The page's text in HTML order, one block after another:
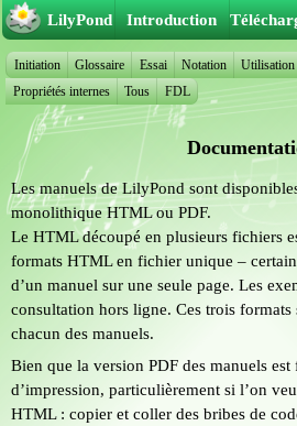
Les manuels de LilyPond sont
monolithique HTML ou PDF.
Le HTML découpé en plusieurs fichiers
formats HTML en fichier unique –
d’un manuel sur une seule page. Les
consultation hors ligne. Ces trois
chacun des manuels.
Bien que la version PDF des manuels
d’impression, particulièrement si l’on
HTML : copier et coller des bribes de
LilyPond Introduction
Initiation Glossaire Essai Notation Utilisation
Propriétés internes
Tous FDL